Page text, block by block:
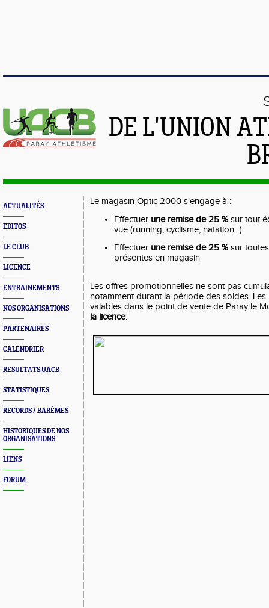
DE L'UNION
ACTUALITÉS
EDITOS
LE CLUB
LICENCE
ENTRAINEMENTS
NOS ORGANISATIONS
PARTENAIRES
CALENDRIER
RESULTATS UACB
STATISTIQUES
RECORDS / BARÈMES
HISTORIQUES DE NOS
ORGANISATIONS
LIENS
FORUM
Le magasin Optic 2000 s'engage à :
Effectuer une remise de 25 % sur tout
vue (running, cyclisme, natation...)
Effectuer une remise de 25 % sur
présentes en magasin
Les offres promotionnelles ne sont pas
notamment durant la période des soldes.
valables dans le point de vente de Paray le
la licence.